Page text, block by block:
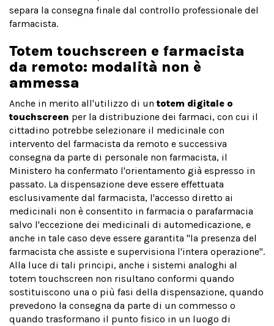
separa la consegna finale dal controllo professionale del
farmacista.
Totem touchscreen e farmacista
da remoto: modalità non è
ammessa
Anche in merito all'utilizzo di un totem digitale o
touchscreen per la distribuzione dei farmaci, con cui il
cittadino potrebbe selezionare il medicinale con
intervento del farmacista da remoto e successiva
consegna da parte di personale non farmacista, il
Ministero ha confermato l'orientamento già espresso in
passato. La dispensazione deve essere effettuata
esclusivamente dal farmacista, l'accesso diretto ai
medicinali non è consentito in farmacia o parafarmacia
salvo l'eccezione dei medicinali di automedicazione, e
anche in tale caso deve essere garantita "la presenza del
farmacista che assiste e supervisiona l'intera operazione".
Alla luce di tali principi, anche i sistemi analoghi al
totem touchscreen non risultano conformi quando
sostituiscono una o più fasi della dispensazione, quando
prevedono la consegna da parte di un commesso o
quando trasformano il punto fisico in un luogo di